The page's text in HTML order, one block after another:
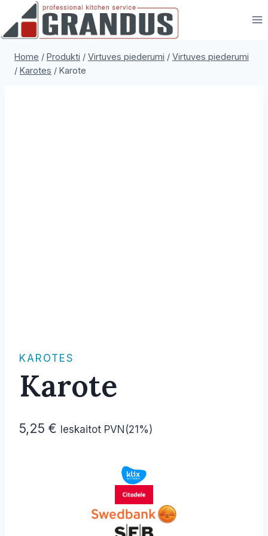
content
Home / Produkti / Virtuves piederumi / Virtuves piederumi
/ Karotes / Karote
KAROTES
Karote
5,25 € Ieskaitot PVN(21%)